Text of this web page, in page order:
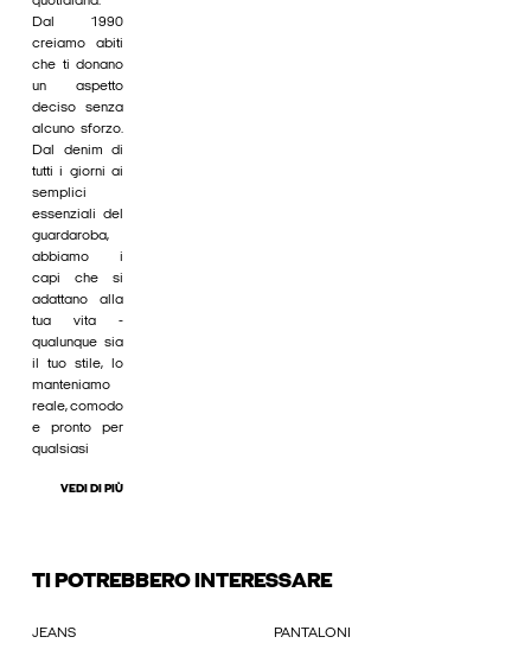
Dal 1990
creiamo abiti
che ti donano
un aspetto
deciso senza
alcuno sforzo.
Dal denim di
tutti i giorni ai
semplici
essenziali del
guardaroba,
abbiamo i
capi che si
adattano alla
tua vita -
qualunque sia
il tuo stile, lo
manteniamo
reale, comodo
e pronto per
qualsiasi
VEDI DI PIÙ
TI POTREBBERO INTERESSARE
JEANS PANTALONI